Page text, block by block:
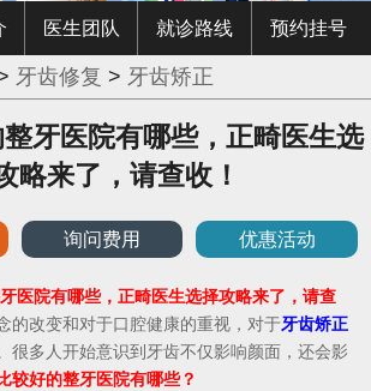
医生团队 就诊路线 预约挂号
牙齿修复 > 牙齿矫正
牙医院有哪些，正畸医生选
略来了，请查收！
询问费用 优惠活动
医院有哪些，正畸医生选择攻略来了，请查
的改变和对于口腔健康的重视，对于牙齿矫正
很多人开始意识到牙齿不仅影响颜面，还会影
较好的整牙医院有哪些？